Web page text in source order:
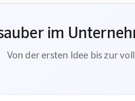
im
Von der ersten Idee bis zur